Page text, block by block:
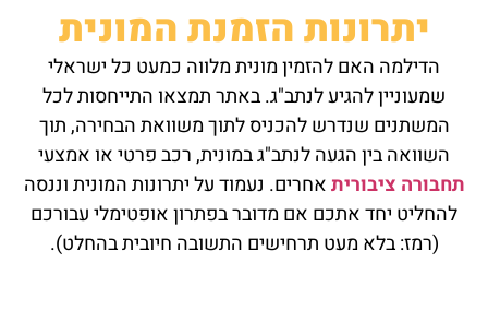
יתרונות הזמנת המונית
הדילמה האם להזמין מונית מלווה כמעט כל ישראלי
שמעוניין להגיע לנתב"ג. באתר תמצאו התייחסות לכל
המשתנים שנדרש להכניס לתוך משוואת הבחירה, תוך
השוואה בין הגעה לנתב"ג במונית, רכב פרטי או אמצעי
תחבורה ציבוריתאחרים. נעמוד על יתרונות המונית וננסה
להחליט יחד אתכם אם מדובר בפתרון אופטימלי עבורכם
(רמז: בלא מעט תרחישים התשובה חיובית בהחלט).